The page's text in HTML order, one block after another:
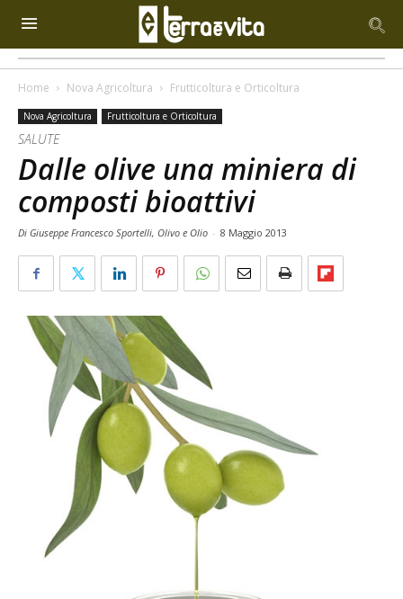
Home Nova Agricoltura Frutticoltura e Orticoltura
Nova Agricoltura Frutticoltura e Orticoltura
SALUTE
Dalle olive una miniera di
composti bioattivi
Di Giuseppe Francesco Sportelli, Olivo e Olio - 8 Maggio 2013